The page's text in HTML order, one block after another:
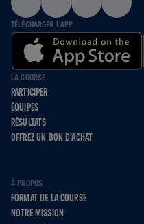
TÉLÉCHARGER L'APP
LA COURSE
PARTICIPER
ÉQUIPES
RÉSULTATS
OFFREZ UN BON D'ACHAT
À PROPOS
FORMAT DE LA COURSE
NOTRE MISSION